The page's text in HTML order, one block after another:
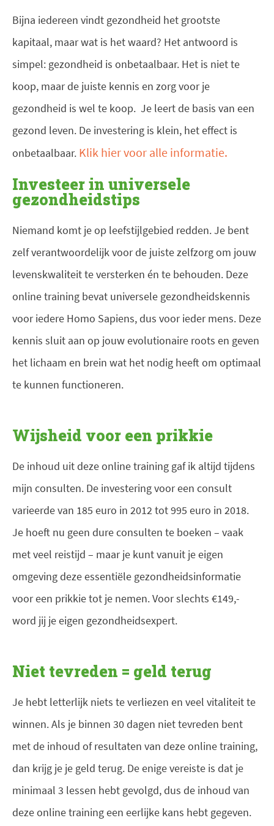
Bijna iedereen vindt gezondheid het grootste
kapitaal, maar wat is het waard? Het antwoord is
simpel: gezondheid is onbetaalbaar. Het is niet te
koop, maar de juiste kennis en zorg voor je
gezondheid is wel te koop. Je leert de basis van een
gezond leven. De investering is klein, het effect is
onbetaalbaar. Klik hier voor alle informatie.
Investeer in universele
gezondheidstips
Niemand komt je op leefstijlgebied redden. Je bent
zelf verantwoordelijk voor de juiste zelfzorg om jouw
levenskwaliteit te versterken én te behouden. Deze
online training bevat universele gezondheidskennis
voor iedere Homo Sapiens, dus voor ieder mens. Deze
kennis sluit aan op jouw evolutionaire roots en geven
het lichaam en brein wat het nodig heeft om optimaal
te kunnen functioneren.
Wijsheid voor een prikkie
De inhoud uit deze online training gaf ik altijd tijdens
mijn consulten. De investering voor een consult
varieerde van 185 euro in 2012 tot 995 euro in 2018.
Je hoeft nu geen dure consulten te boeken – vaak
met veel reistijd – maar je kunt vanuit je eigen
omgeving deze essentiële gezondheidsinformatie
voor een prikkie tot je nemen. Voor slechts €149,-
word jij je eigen gezondheidsexpert.
Niet tevreden = geld terug
Je hebt letterlijk niets te verliezen en veel vitaliteit te
winnen. Als je binnen 30 dagen niet tevreden bent
met de inhoud of resultaten van deze online training,
dan krijg je je geld terug. De enige vereiste is dat je
minimaal 3 lessen hebt gevolgd, dus de inhoud van
deze online training een eerlijke kans hebt gegeven.